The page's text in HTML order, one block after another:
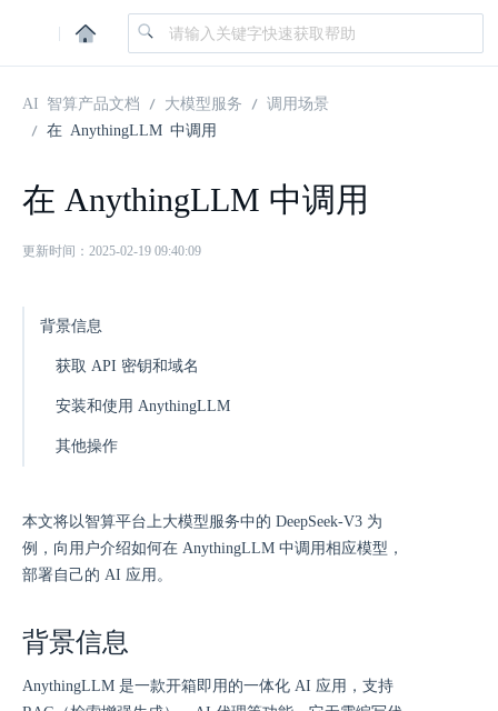
|
AI 智算产品文档 大模型服务
调用场景
在 AnythingLLM 中调用
在 AnythingLLM 中调用
更新时间：2025-02-19 09:40:09
背景信息
获取 API 密钥和域名
安装和使用 AnythingLLM
其他操作
本文将以智算平台上大模型服务中的 DeepSeek-V3 为
例，向用户介绍如何在 AnythingLLM 中调用相应模型，
部署自己的 AI 应用。
背景信息
AnythingLLM 是一款开箱即用的一体化 AI 应用，支持